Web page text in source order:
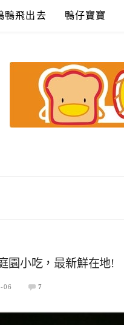
鴨飛出去 鴨仔寶寶
園小吃，最新鮮在地!
06 7